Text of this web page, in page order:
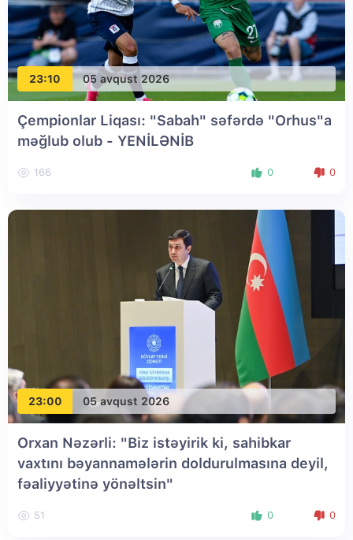
23:10 05 avqust 2026
Çempionlar Liqası: "Sabah" səfərdə "Orhus"a
məğlub olub - YENİLƏNİB
166 0 0
23:00 05 avqust 2026
Orxan Nəzərli: "Biz istəyirik ki, sahibkar
vaxtını bəyannamələrin doldurulmasına deyil,
fəaliyyətinə yönəltsin"
51 0 0